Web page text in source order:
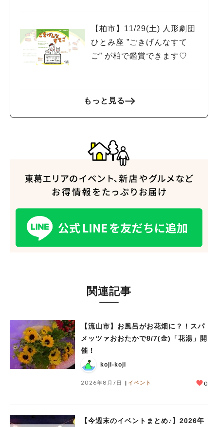
【柏市】11/29(土) 人形劇団
ひとみ座 ”ごきげんなすて
ご” が柏で鑑賞できます♡
もっと見る
関連記事
【流山市】お風呂がお花畑に？！スパ
メッツァおおたかで8/7(金)「花湯」開
催！
koji-koji
2026年8月7日 イベント 0
【今週末のイベントまとめ♪】2026年